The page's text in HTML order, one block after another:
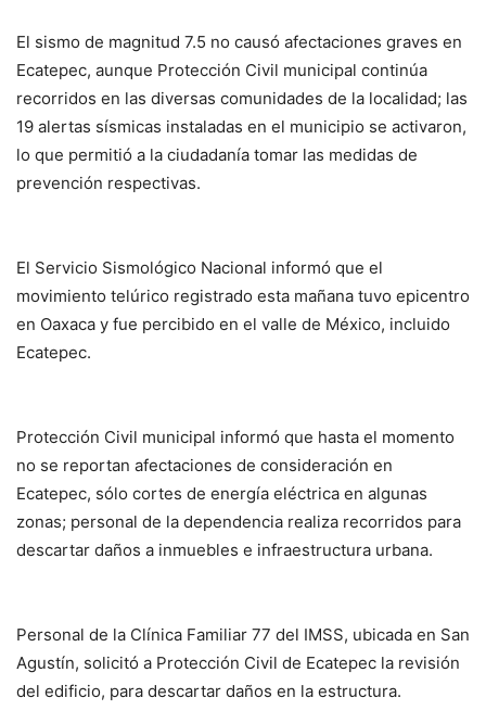
El sismo de magnitud 7.5 no causó afectaciones graves en
Ecatepec, aunque Protección Civil municipal continúa
recorridos en las diversas comunidades de la localidad; las
19 alertas sísmicas instaladas en el municipio se activaron,
lo que permitió a la ciudadanía tomar las medidas de
prevención respectivas.
El Servicio Sismológico Nacional informó que el
movimiento telúrico registrado esta mañana tuvo epicentro
en Oaxaca y fue percibido en el valle de México, incluido
Ecatepec.
Protección Civil municipal informó que hasta el momento
no se reportan afectaciones de consideración en
Ecatepec, sólo cortes de energía eléctrica en algunas
zonas; personal de la dependencia realiza recorridos para
descartar daños a inmuebles e infraestructura urbana.
Personal de la Clínica Familiar 77 del IMSS, ubicada en San
Agustín, solicitó a Protección Civil de Ecatepec la revisión
del edificio, para descartar daños en la estructura.